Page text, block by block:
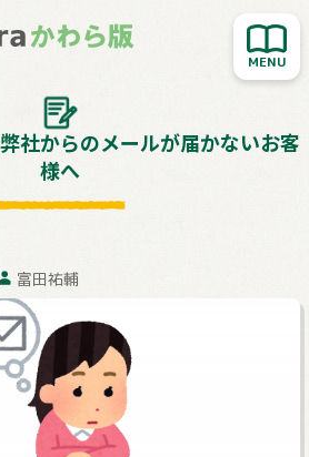
サイト
お問い合わせ
社からのメールが届かないお客
様へ
富田祐輔